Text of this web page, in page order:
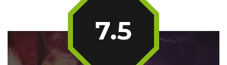
7.5